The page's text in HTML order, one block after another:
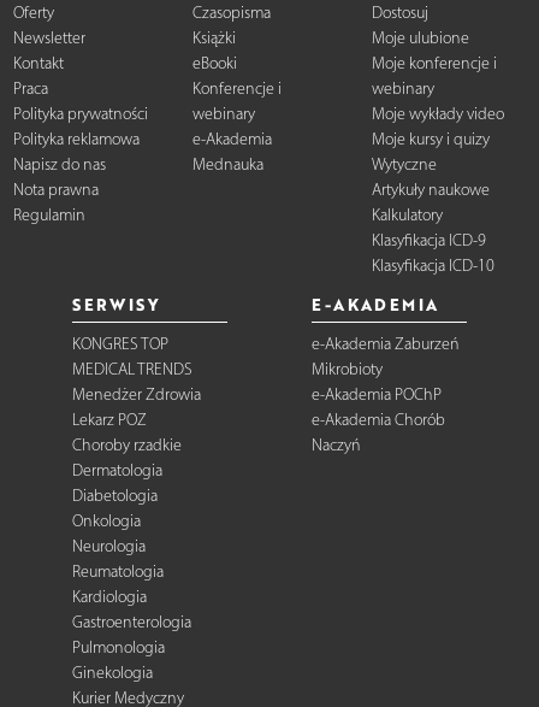
Oferty
Newsletter
Kontakt
Praca
Polityka prywatności
Polityka reklamowa
Napisz do nas
Nota prawna
Regulamin
Czasopisma
Książki
eBooki
Konferencje i
webinary
e-Akademia
Mednauka
Dostosuj
Moje ulubione
Moje konferencje i
webinary
Moje wykłady video
Moje kursy i quizy
Wytyczne
Artykuły naukowe
Kalkulatory
Klasyfikacja ICD-9
Klasyfikacja ICD-10
SERWISY
KONGRES TOP
MEDICAL TRENDS
Menedżer Zdrowia
Lekarz POZ
Choroby rzadkie
Dermatologia
Diabetologia
Onkologia
Neurologia
Reumatologia
Kardiologia
Gastroenterologia
Pulmonologia
Ginekologia
Kurier Medyczny
E-AKADEMIA
e-Akademia Zaburzeń
Mikrobioty
e-Akademia POChP
e-Akademia Chorób
Naczyń